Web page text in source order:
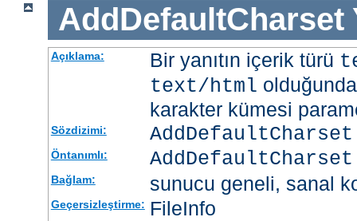
AddDefaultCharset
Açıklama: Bir yanıtın içerik türü
text/html
karakter kümesi
Sözdizimi:
Öntanımlı:
Bağlam: sunucu geneli, sanal
Geçersizleştirme: FileInfo